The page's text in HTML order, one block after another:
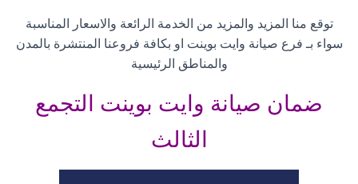
توقع منا المزيد والمزيد من الخدمة الرائعة والاسعار المناسبة
سواء بـ فرع صيانة وايت بوينت او بكافة فروعنا المنتشرة بالمدن
والمناطق الرئيسية
ضمان صيانة وايت بوينت التجمع
الثالث